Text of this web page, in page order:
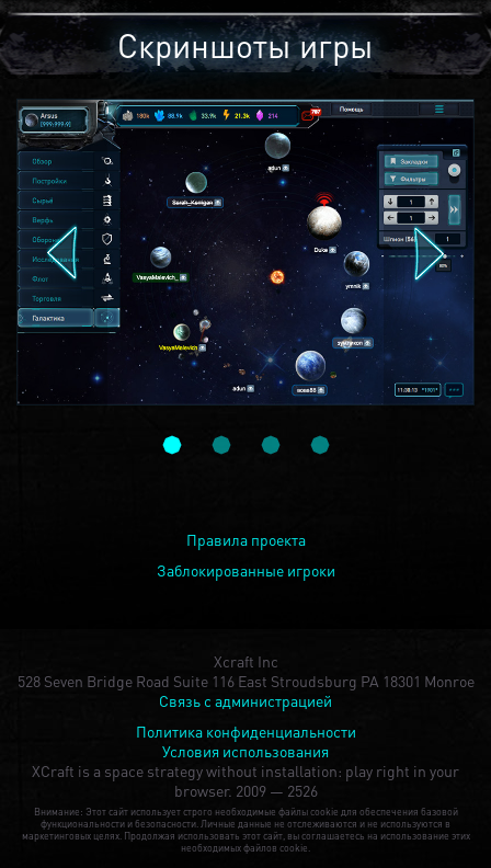
Скриншоты игры
Правила проекта
Заблокированные игроки
Xcraft Inc
528 Seven Bridge Road Suite 116 East Stroudsburg PA 18301 Monroe
Связь с администрацией
Политика конфиденциальности
Условия использования
XCraft is a space strategy without installation: play right in your
browser. 2009 — 2526
Внимание: Этот сайт использует строго необходимые файлы cookie для обеспечения базовой
функциональности и безопасности. Личные данные не отслеживаются и не используются в
маркетинговых целях. Продолжая использовать этот сайт, вы соглашаетесь на использование этих
необходимых файлов cookie.